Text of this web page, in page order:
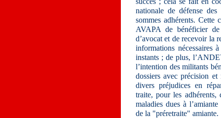
nationale de défense
sommes adhérents. Cette
AVAPA de bénéficier
d’avocat et de recevoir la
informations nécessaires
instants ; de plus,
l’intention des militants
dossiers avec précision
divers préjudices en
traite, pour les adhérents,
maladies dues à
de la "préretraite" amiante.